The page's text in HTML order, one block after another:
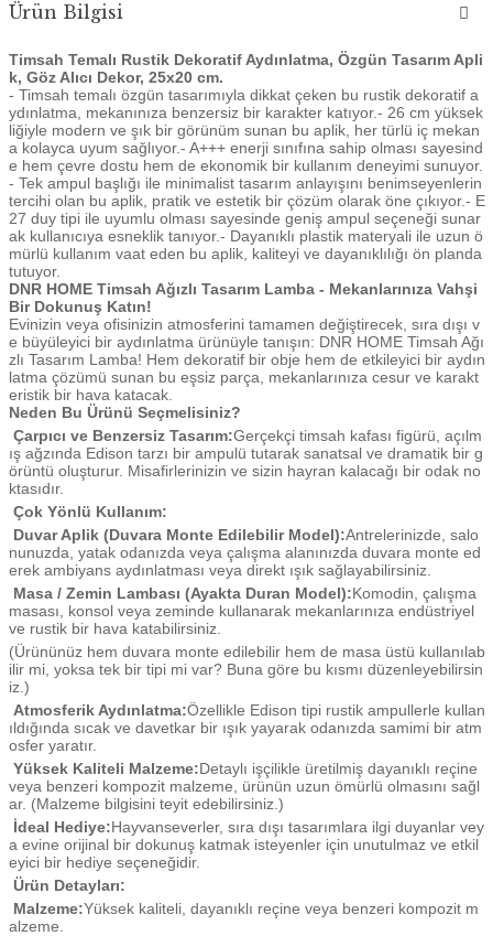
Ürün Bilgisi
Timsah Temalı Rustik Dekoratif Aydınlatma, Özgün Tasarım Apli
k, Göz Alıcı Dekor, 25x20 cm.
- Timsah temalı özgün tasarımıyla dikkat çeken bu rustik dekoratif a
ydınlatma, mekanınıza benzersiz bir karakter katıyor.- 26 cm yüksek
liğiyle modern ve şık bir görünüm sunan bu aplik, her türlü iç mekan
a kolayca uyum sağlıyor.- A+++ enerji sınıfına sahip olması sayesind
e hem çevre dostu hem de ekonomik bir kullanım deneyimi sunuyor.
- Tek ampul başlığı ile minimalist tasarım anlayışını benimseyenlerin
tercihi olan bu aplik, pratik ve estetik bir çözüm olarak öne çıkıyor.- E
27 duy tipi ile uyumlu olması sayesinde geniş ampul seçeneği sunar
ak kullanıcıya esneklik tanıyor.- Dayanıklı plastik materyali ile uzun ö
mürlü kullanım vaat eden bu aplik, kaliteyi ve dayanıklılığı ön planda
tutuyor.
DNR HOME Timsah Ağızlı Tasarım Lamba - Mekanlarınıza Vahşi
Bir Dokunuş Katın!
Evinizin veya ofisinizin atmosferini tamamen değiştirecek, sıra dışı v
e büyüleyici bir aydınlatma ürünüyle tanışın: DNR HOME Timsah Ağı
zlı Tasarım Lamba! Hem dekoratif bir obje hem de etkileyici bir aydın
latma çözümü sunan bu eşsiz parça, mekanlarınıza cesur ve karakt
eristik bir hava katacak.
Neden Bu Ürünü Seçmelisiniz?
Çarpıcı ve Benzersiz Tasarım:Gerçekçi timsah kafası figürü, açılm
ış ağzında Edison tarzı bir ampulü tutarak sanatsal ve dramatik bir g
örüntü oluşturur. Misafirlerinizin ve sizin hayran kalacağı bir odak no
ktasıdır.
Çok Yönlü Kullanım:
Duvar Aplik (Duvara Monte Edilebilir Model):Antrelerinizde, salo
nunuzda, yatak odanızda veya çalışma alanınızda duvara monte ed
erek ambiyans aydınlatması veya direkt ışık sağlayabilirsiniz.
Masa / Zemin Lambası (Ayakta Duran Model):Komodin, çalışma
masası, konsol veya zeminde kullanarak mekanlarınıza endüstriyel
ve rustik bir hava katabilirsiniz.
(Ürününüz hem duvara monte edilebilir hem de masa üstü kullanılab
ilir mi, yoksa tek bir tipi mi var? Buna göre bu kısmı düzenleyebilirsin
iz.)
Atmosferik Aydınlatma:Özellikle Edison tipi rustik ampullerle kullan
ıldığında sıcak ve davetkar bir ışık yayarak odanızda samimi bir atm
osfer yaratır.
Yüksek Kaliteli Malzeme:Detaylı işçilikle üretilmiş dayanıklı reçine
veya benzeri kompozit malzeme, ürünün uzun ömürlü olmasını sağl
ar. (Malzeme bilgisini teyit edebilirsiniz.)
İdeal Hediye:Hayvanseverler, sıra dışı tasarımlara ilgi duyanlar vey
a evine orijinal bir dokunuş katmak isteyenler için unutulmaz ve etkil
eyici bir hediye seçeneğidir.
Ürün Detayları:
Malzeme:Yüksek kaliteli, dayanıklı reçine veya benzeri kompozit m
alzeme.